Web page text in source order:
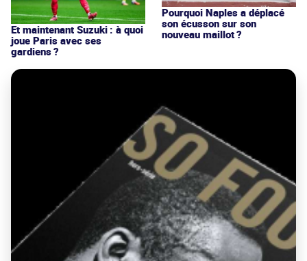
Et maintenant Suzuki : à quoi
joue Paris avec ses
gardiens ?
Pourquoi Naples a déplacé
son écusson sur son
nouveau maillot ?